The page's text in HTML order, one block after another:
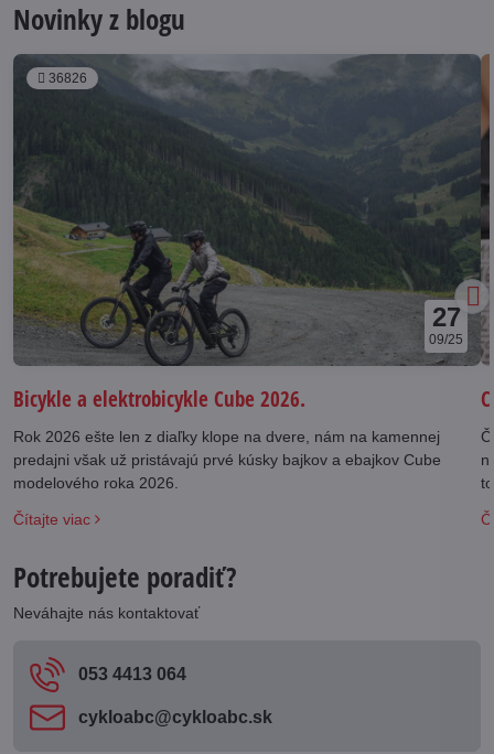
Novinky z blogu
36826
27
09/25
Bicykle a elektrobicykle Cube 2026.
Rok 2026 ešte len z diaľky klope na dvere, nám na kamennej
predajni však už pristávajú prvé kúsky bajkov a ebajkov Cube
modelového roka 2026.
Čítajte viac
Potrebujete poradiť?
Neváhajte nás kontaktovať
053 4413 064
cykloabc​@cykloabc​.sk